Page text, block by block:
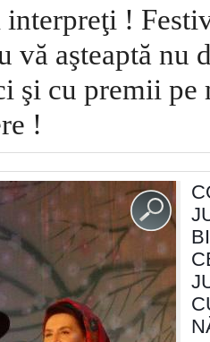
!
vă aşteaptă nu
şi cu premii
!